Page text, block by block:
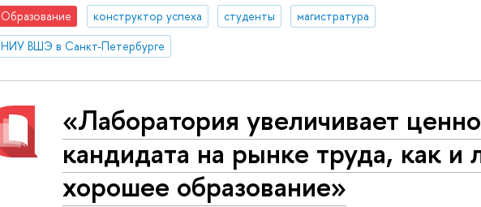
Образование конструктор успеха студенты
магистратура
НИУ ВШЭ в Санкт-Петербурге
«Лаборатория увеличивает
кандидата на рынке труда, как и
хорошее образование»